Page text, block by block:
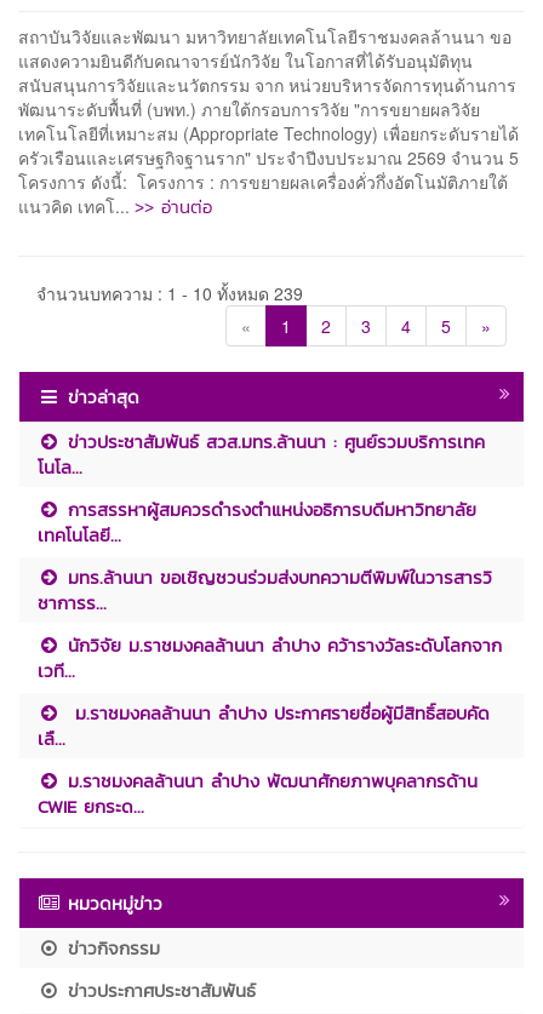
สถาบันวิจัยและพัฒนา มหาวิทยาลัยเทคโนโลยีราชมงคลล้านนา ขอ
แสดงความยินดีกับคณาจารย์นักวิจัย ในโอกาสที่ได้รับอนุมัติทุน
สนับสนุนการวิจัยและนวัตกรรม จาก หน่วยบริหารจัดการทุนด้านการ
พัฒนาระดับพื้นที่ (บพท.) ภายใต้กรอบการวิจัย "การขยายผลวิจัย
เทคโนโลยีที่เหมาะสม (Appropriate Technology) เพื่อยกระดับรายได้
ครัวเรือนและเศรษฐกิจฐานราก" ประจำปีงบประมาณ 2569 จำนวน 5
โครงการ ดังนี้: โครงการ : การขยายผลเครื่องคั่วกึ่งอัตโนมัติภายใต้
แนวคิด เทคโ... >> อ่านต่อ
จำนวนบทความ : 1 - 10 ทั้งหมด 239
«
1 2 3 4 5 »
ข่าวล่าสุด
ข่าวประชาสัมพันธ์ สวส.มทร.ล้านนา : ศูนย์รวมบริการเทค
โนโล...
การสรรหาผู้สมควรดำรงตำแหน่งอธิการบดีมหาวิทยาลัย
เทคโนโลยี...
มทร.ล้านนา ขอเชิญชวนร่วมส่งบทความตีพิมพ์ในวารสารวิ
ชาการร...
นักวิจัย ม.ราชมงคลล้านนา ลำปาง คว้ารางวัลระดับโลกจาก
เวที...
ม.ราชมงคลล้านนา ลำปาง ประกาศรายชื่อผู้มีสิทธิ์สอบคัด
เลื...
ม.ราชมงคลล้านนา ลำปาง พัฒนาศักยภาพบุคลากรด้าน
CWIE ยกระด...
หมวดหมู่ข่าว
ข่าวกิจกรรม
ข่าวประกาศประชาสัมพันธ์